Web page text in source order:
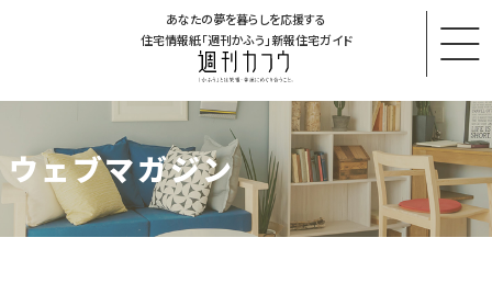
あなたの夢を暮らしを応援する
住宅情報紙「週刊かふう」新報住宅ガイド
ウェブマガジン